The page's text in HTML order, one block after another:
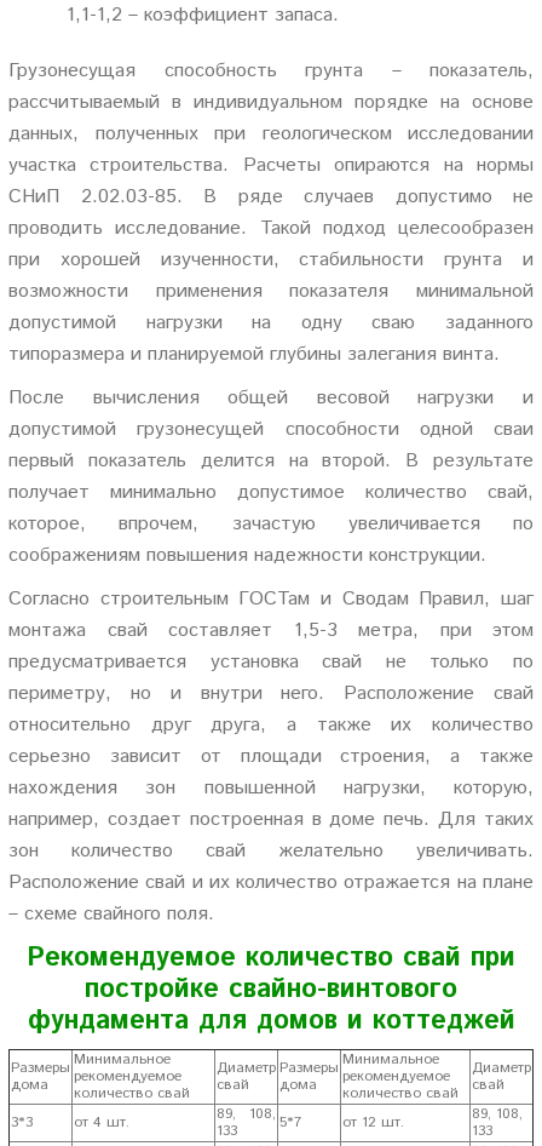
1,1-1,2 – коэффициент запаса.
Грузонесущая способность грунта – показатель,
рассчитываемый в индивидуальном порядке на основе
данных, полученных при геологическом исследовании
участка строительства. Расчеты опираются на нормы
СНиП 2.02.03-85. В ряде случаев допустимо не
проводить исследование. Такой подход целесообразен
при хорошей изученности, стабильности грунта и
возможности применения показателя минимальной
допустимой нагрузки на одну сваю заданного
типоразмера и планируемой глубины залегания винта.
После вычисления общей весовой нагрузки и
допустимой грузонесущей способности одной сваи
первый показатель делится на второй. В результате
получает минимально допустимое количество свай,
которое, впрочем, зачастую увеличивается по
соображениям повышения надежности конструкции.
Согласно строительным ГОСТам и Сводам Правил, шаг
монтажа свай составляет 1,5-3 метра, при этом
предусматривается установка свай не только по
периметру, но и внутри него. Расположение свай
относительно друг друга, а также их количество
серьезно зависит от площади строения, а также
нахождения зон повышенной нагрузки, которую,
например, создает построенная в доме печь. Для таких
зон количество свай желательно увеличивать.
Расположение свай и их количество отражается на плане
– схеме свайного поля.
Рекомендуемое количество свай при
постройке свайно-винтового
фундамента для домов и коттеджей
Размеры
дома
Минимальное
рекомендуемое
количество свай
Диаметр
свай
Размеры
дома
Минимальное
рекомендуемое
количество свай
Диаметр
свай
3*3
от 4 шт.
89, 108,
133
5*7 от 12 шт.
89, 108,
133